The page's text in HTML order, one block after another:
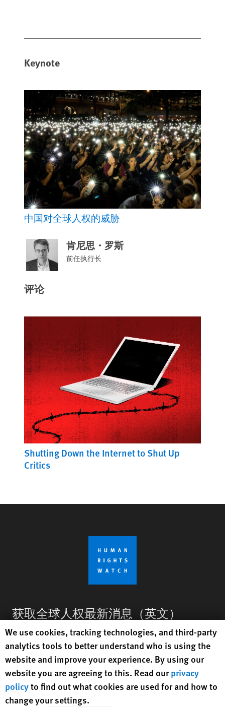
Keynote
中国对全球人权的威胁
肯尼思・罗斯
前任执行长
评论
Shutting Down the Internet to Shut Up
Critics
获取全球人权最新消息（英文）
注册
与我们联络 BlueSky
X
Footer
修正 人权观察隐私权政策
Human Rights Watch cookie preferences
We use cookies, tracking technologies, and third-party
analytics tools to better understand who is using the
website and improve your experience. By using our
website you are agreeing to this. Read ourprivacy
policyto find out what cookies are used for and how to
change your settings.